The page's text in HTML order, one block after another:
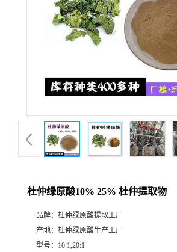
杜仲绿原酸10% 25% 杜仲提取物
品牌： 杜仲绿原酸提取工厂
产地： 杜仲绿原酸生产工厂
型号： 10:1,20:1